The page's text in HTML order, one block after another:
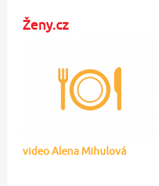
Ženy.cz
video Alena Mihulová